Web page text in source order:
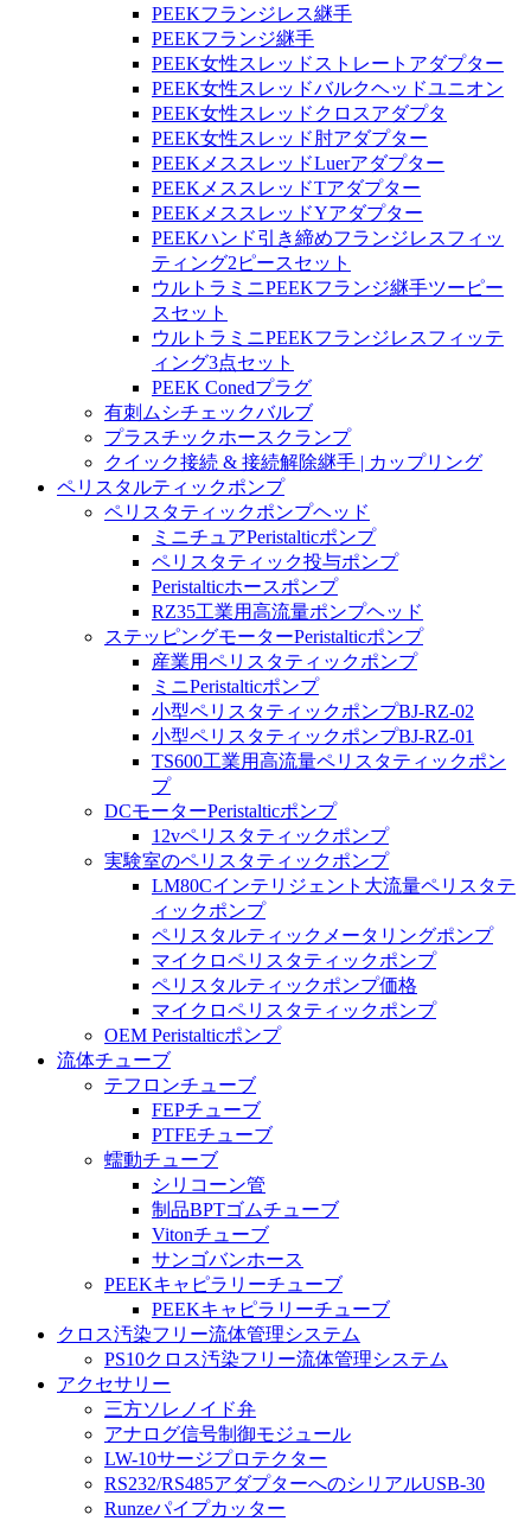
PEEKフランジレス継手
PEEKフランジ継手
PEEK女性スレッドストレートアダプター
PEEK女性スレッドバルクヘッドユニオン
PEEK女性スレッドクロスアダプタ
PEEK女性スレッド肘アダプター
PEEKメススレッドLuerアダプター
PEEKメススレッドTアダプター
PEEKメススレッドYアダプター
PEEKハンド引き締めフランジレスフィッ
ティング2ピースセット
ウルトラミニPEEKフランジ継手ツーピー
スセット
ウルトラミニPEEKフランジレスフィッテ
ィング3点セット
PEEK Conedプラグ
有刺ムシチェックバルブ
プラスチックホースクランプ
クイック接続 & 接続解除継手 | カップリング
ペリスタルティックポンプ
ペリスタティックポンプヘッド
ミニチュアPeristalticポンプ
ペリスタティック投与ポンプ
Peristalticホースポンプ
RZ35工業用高流量ポンプヘッド
ステッピングモーターPeristalticポンプ
産業用ペリスタティックポンプ
ミニPeristalticポンプ
小型ペリスタティックポンプBJ-RZ-02
小型ペリスタティックポンプBJ-RZ-01
TS600工業用高流量ペリスタティックポン
プ
DCモーターPeristalticポンプ
12vペリスタティックポンプ
実験室のペリスタティックポンプ
LM80Cインテリジェント大流量ペリスタテ
ィックポンプ
ペリスタルティックメータリングポンプ
マイクロペリスタティックポンプ
ペリスタルティックポンプ価格
マイクロペリスタティックポンプ
OEM Peristalticポンプ
流体チューブ
テフロンチューブ
FEPチューブ
PTFEチューブ
蠕動チューブ
シリコーン管
制品BPTゴムチューブ
Vitonチューブ
サンゴバンホース
PEEKキャピラリーチューブ
PEEKキャピラリーチューブ
クロス汚染フリー流体管理システム
PS10クロス汚染フリー流体管理システム
アクセサリー
三方ソレノイド弁
アナログ信号制御モジュール
LW-10サージプロテクター
RS232/RS485アダプターへのシリアルUSB-30
Runzeパイプカッター